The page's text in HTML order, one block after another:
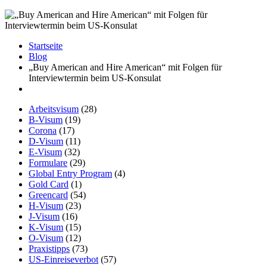
Startseite
Blog
„Buy American and Hire American“ mit Folgen für
Interviewtermin beim US-Konsulat
Arbeitsvisum (28)
B-Visum (19)
Corona (17)
D-Visum (11)
E-Visum (32)
Formulare (29)
Global Entry Program (4)
Gold Card (1)
Greencard (54)
H-Visum (23)
J-Visum (16)
K-Visum (15)
O-Visum (12)
Praxistipps (73)
US-Einreiseverbot (57)